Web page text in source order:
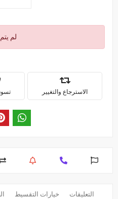
لم
الاسترجاع والتغيير
خيارات التقسيط التعليقات